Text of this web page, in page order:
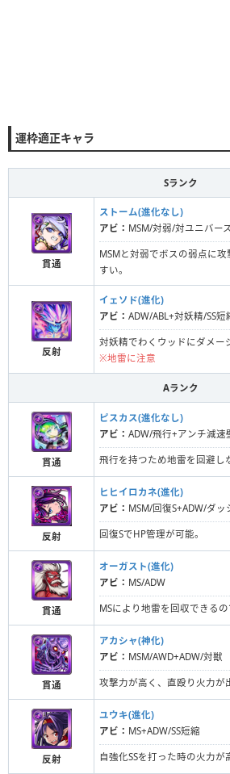
運枠適正キャラ
Sランク
貫通
ストーム(進化なし)
アビ： MSM/対弱/対ユニバー
MSMと対弱でボスの弱点に
すい。
反射
イェソド(進化)
アビ： ADW/ABL+対妖精/SS短
対妖精でわくウッドにダメー
※地雷に注意
Aランク
貫通
ピスカス(進化なし)
アビ： ADW/飛行+アンチ減速
飛行を持つため地雷を回避し
反射
ヒヒイロカネ(進化)
アビ： MSM/回復S+ADW/ダッ
回復SでHP管理が可能。
貫通
オーガスト(進化)
アビ： MS/ADW
MSにより地雷を回収できる
貫通
アカシャ(神化)
アビ： MSM/AWD+ADW/対獣
攻撃力が高く、直殴り火力が
反射
ユウキ(進化)
アビ： MS+ADW/SS短縮
自強化SSを打った時の火力が